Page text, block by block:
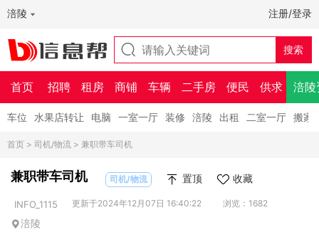
涪陵 注册/登录
首页 招聘 租房 商铺 车辆 二手房 便民 供求 涪陵
车位 水果店转让 电脑 一室一厅 装修 涪陵 出租 二室一厅 搬家
首页 > 司机/物流 > 兼职带车司机
兼职带车司机 司机/物流 置顶 收藏
INFO_1115 更新于2024年12月07日 16:40:22 浏览：1682
涪陵